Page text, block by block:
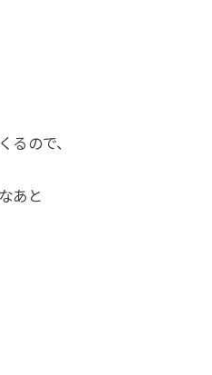
るので、
あと